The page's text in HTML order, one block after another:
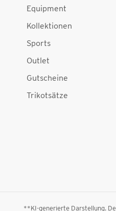
Equipment
Kollektionen
Sports
Outlet
Gutscheine
Trikotsätze
**KI-generierte Darstellung.